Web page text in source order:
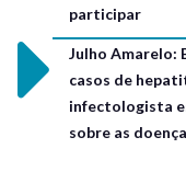
participar
Julho Amarelo:
casos de
infectologista
sobre as